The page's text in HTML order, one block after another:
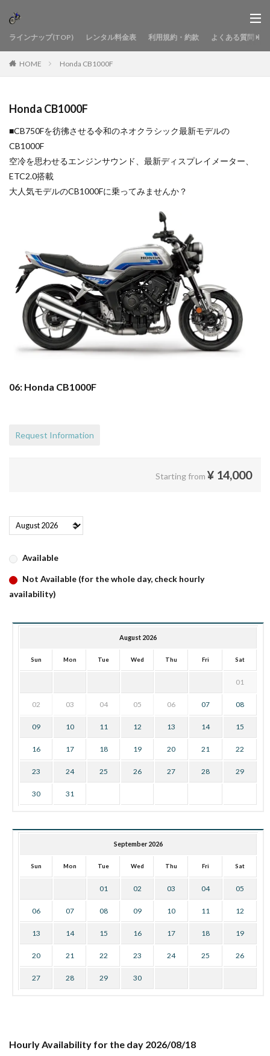
ラインナップ(TOP) レンタル料金表 利用規約・約款 よくある質問
HOME Honda CB1000F
Honda CB1000F
■CB750Fを彷彿させる令和のネオクラシック最新モデルの
CB1000F
空冷を思わせるエンジンサウンド、最新ディスプレイメーター、
ETC2.0搭載
大人気モデルのCB1000Fに乗ってみませんか？
06: Honda CB1000F
Request Information
Starting from ¥ 14,000
Available
Not Available (for the whole day, check hourly
availability)
August 2026
Sun Mon Tue Wed Thu Fri Sat
01
02 03 04 05 06 07 08
09 10 11 12 13 14 15
16 17 18 19 20 21 22
23 24 25 26 27 28 29
30 31
September 2026
Sun Mon Tue Wed Thu Fri Sat
01 02 03 04 05
06 07 08 09 10 11 12
13 14 15 16 17 18 19
20 21 22 23 24 25 26
27 28 29 30
Hourly Availability for the day 2026/08/18